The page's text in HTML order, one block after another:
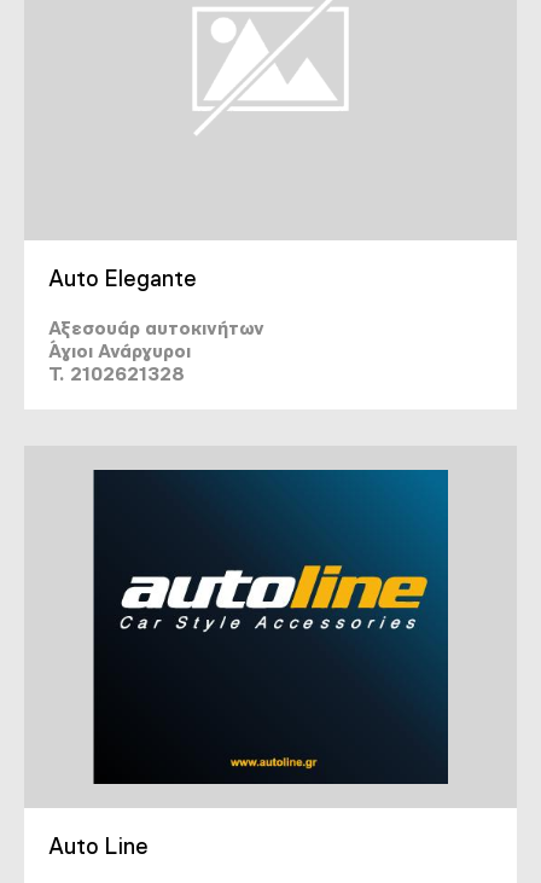
Auto Elegante
Αξεσουάρ αυτοκινήτων
Άγιοι Ανάργυροι
T. 2102621328
Auto Line